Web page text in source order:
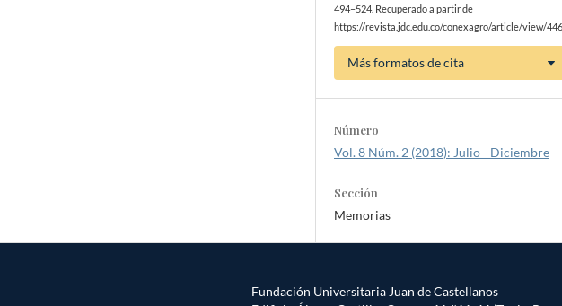
494–524. Recuperado a partir de
https://revista.jdc.edu.co/conexagro/article/view/446
Más formatos de cita
Número
Vol. 8 Núm. 2 (2018): Julio - Diciembre
Sección
Memorias
Fundación Universitaria Juan de Castellanos